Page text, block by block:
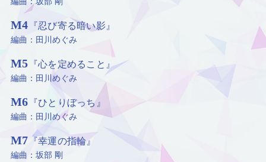
M4 『忍び寄る暗い影』
編曲：田川めぐみ
M5 『心を定めること』
編曲：田川めぐみ
M6 『ひとりぼっち』
編曲：田川めぐみ
M7 『幸運の指輪』
編曲：坂部 剛